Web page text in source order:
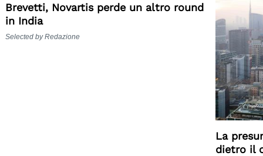
Brevetti, Novartis perde un altro round
in India
Selected by Redazione
La
dietro il